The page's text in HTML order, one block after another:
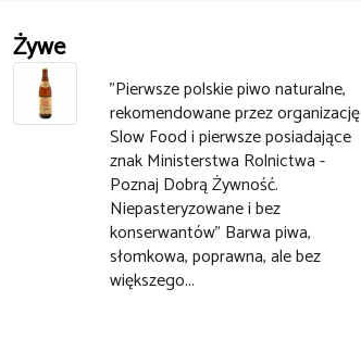
Żywe
"Pierwsze polskie piwo naturalne,
rekomendowane przez organizację
Slow Food i pierwsze posiadające
znak Ministerstwa Rolnictwa -
Poznaj Dobrą Żywność.
Niepasteryzowane i bez
konserwantów" Barwa piwa,
słomkowa, poprawna, ale bez
większego...